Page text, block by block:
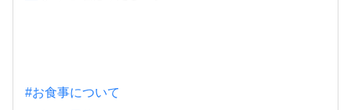
#お食事について